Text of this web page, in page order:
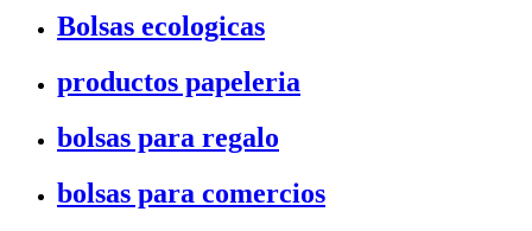
Bolsas ecologicas
productos papeleria
bolsas para regalo
bolsas para comercios